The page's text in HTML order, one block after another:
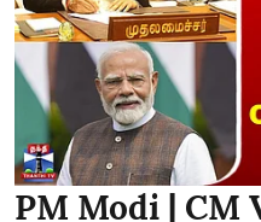
PM Modi | CM